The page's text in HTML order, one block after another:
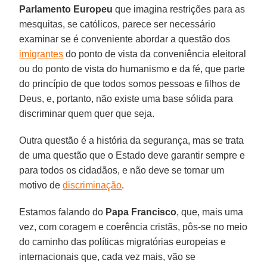
Parlamento Europeu que imagina restrições para as
mesquitas, se católicos, parece ser necessário
examinar se é conveniente abordar a questão dos
imigrantes do ponto de vista da conveniência eleitoral
ou do ponto de vista do humanismo e da fé, que parte
do princípio de que todos somos pessoas e filhos de
Deus, e, portanto, não existe uma base sólida para
discriminar quem quer que seja.
Outra questão é a história da segurança, mas se trata
de uma questão que o Estado deve garantir sempre e
para todos os cidadãos, e não deve se tornar um
motivo dediscriminação.
Estamos falando do Papa Francisco, que, mais uma
vez, com coragem e coerência cristãs, pôs-se no meio
do caminho das políticas migratórias europeias e
internacionais que, cada vez mais, vão se